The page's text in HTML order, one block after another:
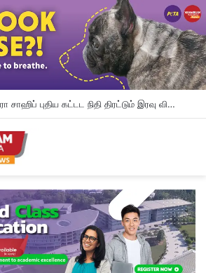
IJN-ல் நேரில் சென்று ஃபாடில்லா யூசோஃப், இஸ்மாயில் சப்ரியைச் சந்தித்த பிரதமர் அன்வார் மற்றும் அவரது துணைவியார்